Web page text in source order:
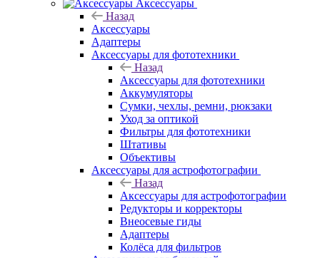
Аксессуары
Назад
Аксессуары
Адаптеры
Аксессуары для фототехники
Назад
Аксессуары для фототехники
Аккумуляторы
Сумки, чехлы, ремни, рюкзаки
Уход за оптикой
Фильтры для фототехники
Штативы
Объективы
Аксессуары для астрофотографии
Назад
Аксессуары для астрофотографии
Редукторы и корректоры
Внеосевые гиды
Адаптеры
Колёса для фильтров